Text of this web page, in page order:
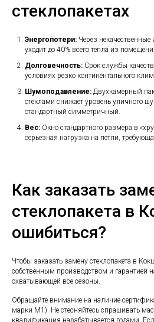
стеклопакетах
Энергопотери: Через
уходит до 40% всего тепла из
Долговечность: Срок службы
условиях резко континентального
Шумоподавление: Двухкамерный
стеклами снижает уровень уличного
стандартный симметричный.
Вес: Окно стандартного размера в
серьезная нагрузка на петли,
Как заказать
стеклопакета в
ошибиться?
Чтобы заказать замену стеклопакета в
собственным производством и гарантией
охватывающей все сезоны.
Обращайте внимание на наличие
марки М1). Не стесняйтесь спрашивать
квалификация нарабатывается годами.